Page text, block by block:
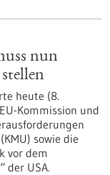
nun
heute (8.
Kommission und
sowie die
vor dem
der USA.